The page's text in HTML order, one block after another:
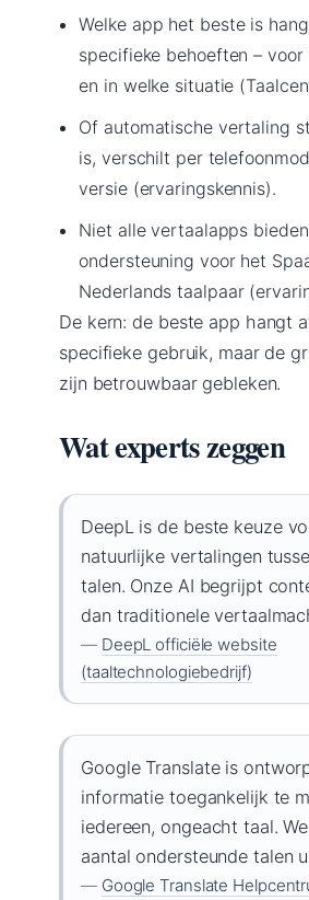
Welke app het beste is
specifieke behoeften –
en in welke situatie
Of automatische vertaling
is, verschilt per
versie (ervaringskennis).
Niet alle vertaalapps
ondersteuning voor het
Nederlands taalpaar
De kern: de beste app hangt
specifieke gebruik, maar de
zijn betrouwbaar gebleken.
Wat experts zeggen
DeepL is de beste keuze
natuurlijke vertalingen
talen. Onze AI begrijpt
dan traditionele
— DeepL officiële website
(taaltechnologiebedrijf)
Google Translate is
informatie toegankelijk te
iedereen, ongeacht taal.
aantal ondersteunde talen
— Google Translate